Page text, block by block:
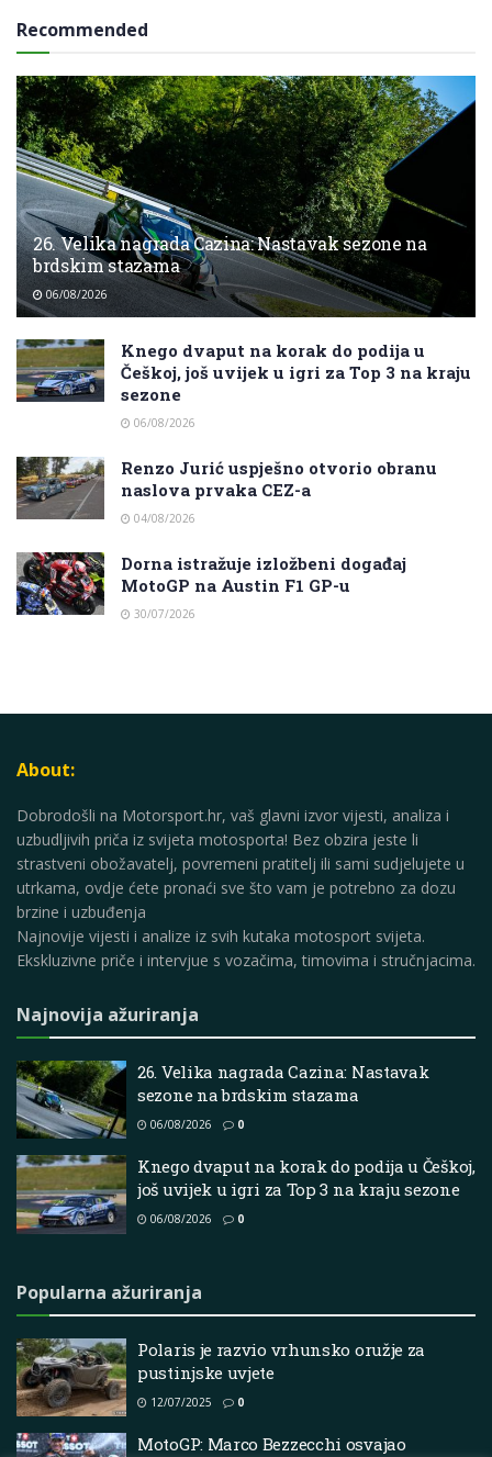
Recommended
26. Velika nagrada Cazina: Nastavak sezone na
brdskim stazama
06/08/2026
Knego dvaput na korak do podija u
Češkoj, još uvijek u igri za Top 3 na kraju
sezone
06/08/2026
Renzo Jurić uspješno otvorio obranu
naslova prvaka CEZ-a
04/08/2026
Dorna istražuje izložbeni događaj
MotoGP na Austin F1 GP-u
30/07/2026
About:
Dobrodošli na Motorsport.hr, vaš glavni izvor vijesti, analiza i
uzbudljivih priča iz svijeta motosporta! Bez obzira jeste li
strastveni obožavatelj, povremeni pratitelj ili sami sudjelujete u
utrkama, ovdje ćete pronaći sve što vam je potrebno za dozu
brzine i uzbuđenja
Najnovije vijesti i analize iz svih kutaka motosport svijeta.
Ekskluzivne priče i intervjue s vozačima, timovima i stručnjacima.
Najnovija ažuriranja
26. Velika nagrada Cazina: Nastavak
sezone na brdskim stazama
06/08/2026 0
Knego dvaput na korak do podija u Češkoj,
još uvijek u igri za Top 3 na kraju sezone
06/08/2026 0
Popularna ažuriranja
Polaris je razvio vrhunsko oružje za
pustinjske uvjete
12/07/2025 0
MotoGP: Marco Bezzecchi osvajao